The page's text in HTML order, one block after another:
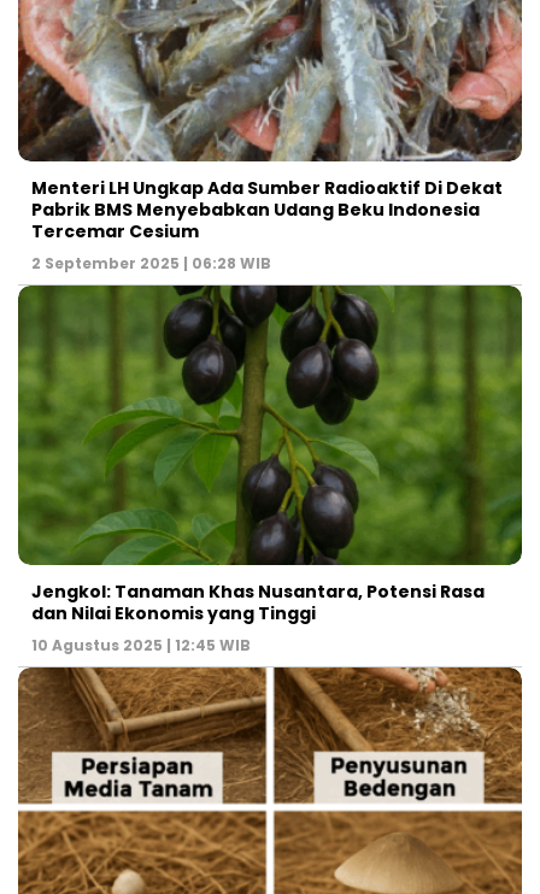
Menteri LH Ungkap Ada Sumber Radioaktif Di Dekat
Pabrik BMS Menyebabkan Udang Beku Indonesia
Tercemar Cesium
2 September 2025 | 06:28 WIB
Jengkol: Tanaman Khas Nusantara, Potensi Rasa
dan Nilai Ekonomis yang Tinggi
10 Agustus 2025 | 12:45 WIB